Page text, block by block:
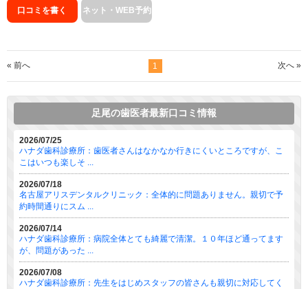
口コミを書く ネット・WEB予約
« 前へ 1 次へ »
足尾の歯医者最新口コミ情報
2026/07/25
ハナダ歯科診療所：歯医者さんはなかなか行きにくいところですが、こ
こはいつも楽しそ ...
2026/07/18
名古屋アリスデンタルクリニック：全体的に問題ありません。親切で予
約時間通りにスム ...
2026/07/14
ハナダ歯科診療所：病院全体とても綺麗で清潔。１０年ほど通ってます
が、問題があった ...
2026/07/08
ハナダ歯科診療所：先生をはじめスタッフの皆さんも親切に対応してく